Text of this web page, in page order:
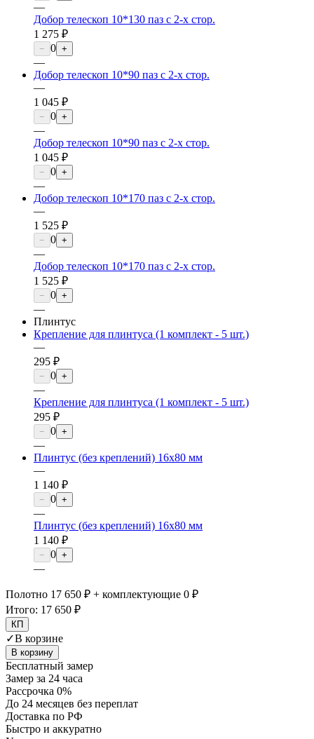
—
Добор телескоп 10*130 паз с 2-х стор.
1 275 ₽
− 0 +
—
Добор телескоп 10*90 паз с 2-х стор.
—
1 045 ₽
− 0 +
—
Добор телескоп 10*90 паз с 2-х стор.
1 045 ₽
− 0 +
—
Добор телескоп 10*170 паз с 2-х стор.
—
1 525 ₽
− 0 +
—
Добор телескоп 10*170 паз с 2-х стор.
1 525 ₽
− 0 +
—
Плинтус
Крепление для плинтуса (1 комплект - 5 шт.)
—
295 ₽
− 0 +
—
Крепление для плинтуса (1 комплект - 5 шт.)
295 ₽
− 0 +
—
Плинтус (без креплений) 16х80 мм
—
1 140 ₽
− 0 +
—
Плинтус (без креплений) 16х80 мм
1 140 ₽
− 0 +
—
Полотно 17 650 ₽ + комплектующие 0 ₽
Итого: 17 650 ₽
КП
✓В корзине
В корзину
Бесплатный замер
Замер за 24 часа
Рассрочка 0%
До 24 месяцев без переплат
Доставка по РФ
Быстро и аккуратно